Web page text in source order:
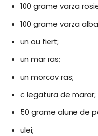
100 grame varza
100 grame varza
un ou fiert;
un mar ras;
un morcov ras;
o legatura de marar;
50 grame alune de
ulei;